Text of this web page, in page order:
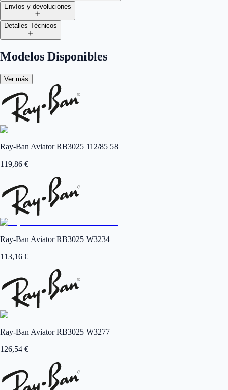
Envíos y devoluciones
Detalles Técnicos
Modelos Disponibles
Ver más
Ray-Ban Aviator RB3025 112/85 58
119,86 €
Ray-Ban Aviator RB3025 W3234
113,16 €
Ray-Ban Aviator RB3025 W3277
126,54 €